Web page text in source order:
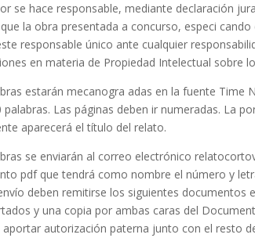
se hace responsable, mediante declaración
la obra presentada a concurso, especi
responsable único ante cualquier
en materia de Propiedad Intelectual sobre
estarán mecanogra adas en la fuente Time
palabras. Las páginas deben ir numeradas. La
aparecerá el título del relato.
se enviarán al correo electrónico
pdf que tendrá como nombre el número y
deben remitirse los siguientes
y una copia por ambas caras del
aportar autorización paterna junto con el resto